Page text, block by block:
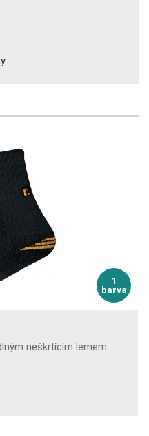
1
barva
neškrtícím lemem